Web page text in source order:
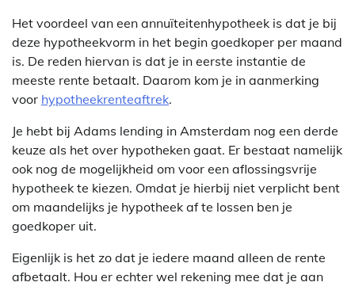
Het voordeel van een annuïteitenhypotheek is dat je bij
deze hypotheekvorm in het begin goedkoper per maand
is. De reden hiervan is dat je in eerste instantie de
meeste rente betaalt. Daarom kom je in aanmerking
voor hypotheekrenteaftrek.
Je hebt bij Adams lending in Amsterdam nog een derde
keuze als het over hypotheken gaat. Er bestaat namelijk
ook nog de mogelijkheid om voor een aflossingsvrije
hypotheek te kiezen. Omdat je hierbij niet verplicht bent
om maandelijks je hypotheek af te lossen ben je
goedkoper uit.
Eigenlijk is het zo dat je iedere maand alleen de rente
afbetaalt. Hou er echter wel rekening mee dat je aan